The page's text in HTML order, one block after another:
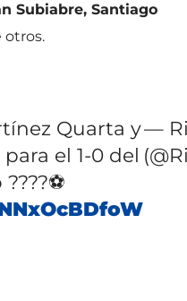
Subiabre, Santiago
otros.
Quarta y
el 1-0 del
—